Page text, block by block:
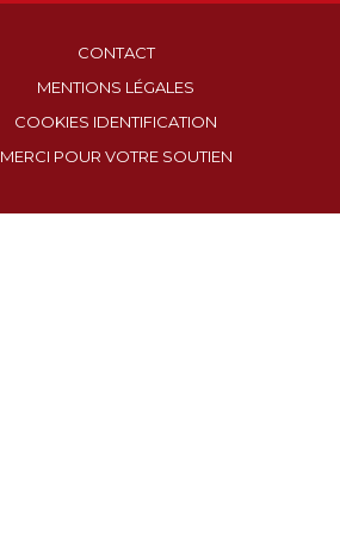
CONTACT
MENTIONS LÉGALES
COOKIES IDENTIFICATION
MERCI POUR VOTRE SOUTIEN